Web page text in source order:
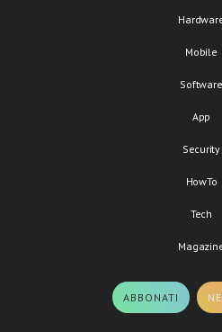
Mobile
Software
App
Security
HowTo
Tech
ABBONATI